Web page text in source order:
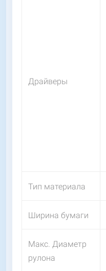
Драйверы
Тип материала
Ширина бумаги
Макс. Диаметр
рулона